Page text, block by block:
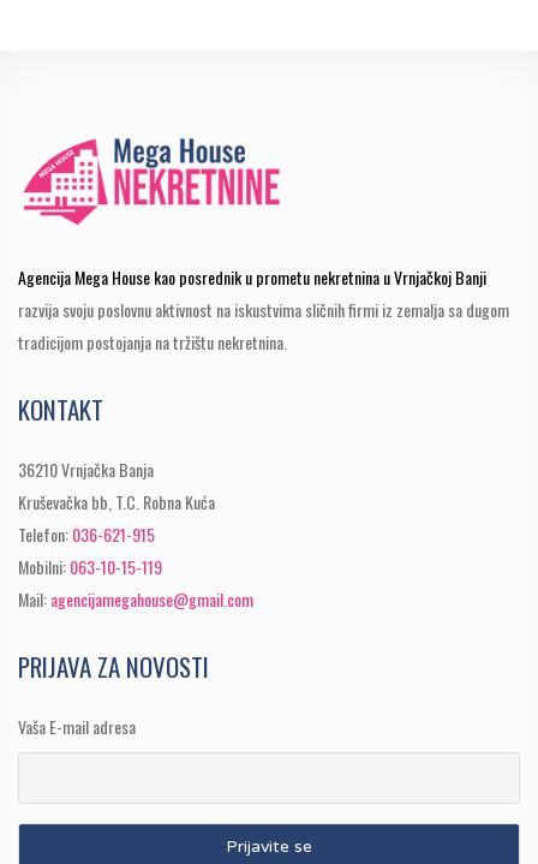
Agencija Mega House kao posrednik u prometu nekretnina u Vrnjačkoj Banji
razvija svoju poslovnu aktivnost na iskustvima sličnih firmi iz zemalja sa dugom
tradicijom postojanja na tržištu nekretnina.
KONTAKT
36210 Vrnjačka Banja
Kruševačka bb, T.C. Robna Kuća
Telefon:036-621-915
Mobilni:063-10-15-119
Mail:agencijamegahouse@gmail.com
PRIJAVA ZA NOVOSTI
Vaša E-mail adresa